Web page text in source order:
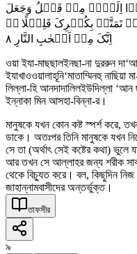
اِلَیۡہِ مِنۡ قَبۡلُ وَجَعَلَ
تَمَتَّعۡ بِکُفۡرِکَ قَلِیۡلًا ٭ۖ
اِنَّکَ مِنۡ اَصۡحٰبِ النَّارِ ٨
ওয়া ইযা-মাছছালইনছা-না দুররুন দা‘আ-
ইযাখাওওয়ালাহূনি‘মাতাম্মিনহু
লিল্লা-হি আনদাদালিলইউদিল্লা ‘আন
ইন্নাকা মিন আসহা-বিন্না-র।
মানুষকে যখন কোন কষ্ট স্পর্শ করে,
ডাকে। অতঃপর তিনি মানুষকে যখন
সে তা (অর্থাৎ সেই কষ্টের কথা) ভুলে
আর তখন সে আল্লাহর জন্য শরীক
থেকে বিচ্যুত করে। বল, কিছুদিন
জাহান্নামবাসীদের অন্তর্ভুক্ত।
তাফসীর
৯